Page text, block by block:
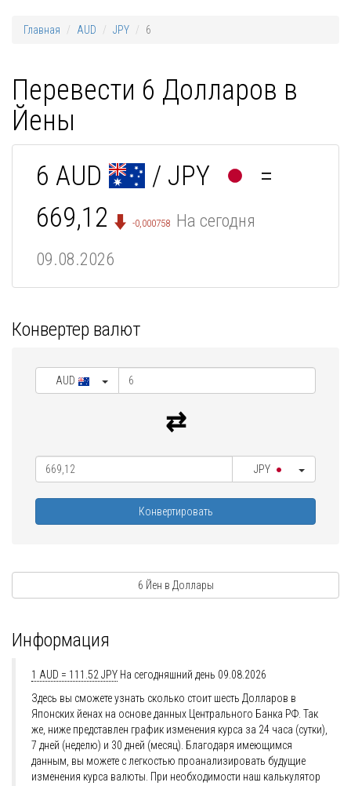
Главная AUD JPY 6
Перевести 6 Долларов в
Йены
6 AUD / JPY
=
669,12
-0,000758 На сегодня
09.08.2026
Конвертер валют
AUD
JPY
Конвертировать
6 Йен в Доллары
Информация
1 AUD = 111.52 JPY На сегодняшний день 09.08.2026
Здесь вы сможете узнать сколько стоит шесть Долларов в
Японских йенах на основе данных Центрального Банка РФ. Так
же, ниже представлен график изменения курса за 24 часа (сутки),
7 дней (неделю) и 30 дней (месяц). Благодаря имеющимся
данным, вы можете с легкостью проанализировать будущие
изменения курса валюты. При необходимости наш калькулятор